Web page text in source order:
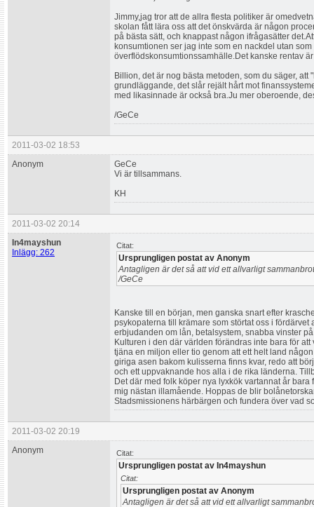
Jimmy,jag tror att de allra flesta politiker är
skolan fått lära oss att det önskvärda är någon
på bästa sätt, och knappast någon ifrågasätter
konsumtionen ser jag inte som en nackdel utan
överflödskonsumtionssamhälle.Det kanske rentav
Billion, det är nog bästa metoden, som du säger,
grundläggande, det slår rejält hårt mot
med likasinnade är också bra.Ju mer oberoende,
/GeCe
2011-03-02 18:53
Anonym
GeCe
Vi är tillsammans.
KH
2011-03-02 20:14
In4mayshun
Inlägg: 262
Citat:
Ursprungligen postat av Anonym
Antagligen är det så att vid ett allvarligt
/GeCe
Kanske till en början, men ganska snart efter
psykopaterna till krämare som störtat oss i fördärvet
erbjudanden om lån, betalsystem, snabba vinster
Kulturen i den där världen förändras inte bara för
tjäna en miljon eller tio genom att ett helt land
giriga asen bakom kulisserna finns kvar, redo att
och ett uppvaknande hos alla i de rika länderna.
Det där med folk köper nya lyxkök vartannat år
mig nästan illamående. Hoppas de blir
Stadsmissionens härbärgen och fundera över vad
2011-03-02 20:19
Anonym
Citat:
Ursprungligen postat av In4mayshun
Citat:
Ursprungligen postat av Anonym
Antagligen är det så att vid ett allvarligt